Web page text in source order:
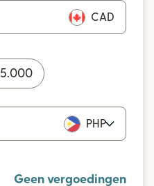
CAD
5.000
PHP
Geen vergoedingen